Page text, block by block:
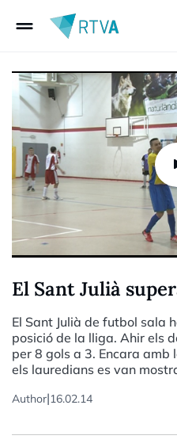
drag_handle
El Sant Julià
El Sant Julià de futbol sala
posició de la lliga. Ahir els
per 8 gols a 3. Encara amb
els lauredians es van
Author|16.02.14